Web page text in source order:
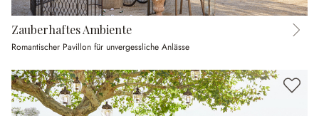
Zauberhaftes Ambiente
Romantischer Pavillon für unvergessliche Anlässe